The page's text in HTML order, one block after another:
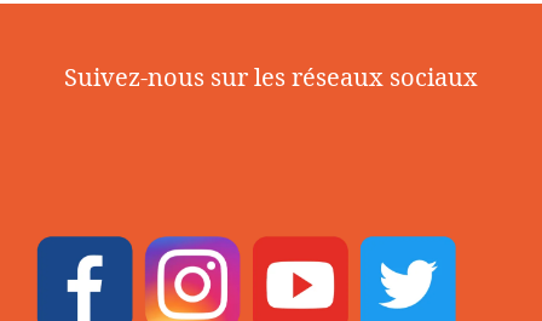
Suivez-nous sur les réseaux sociaux